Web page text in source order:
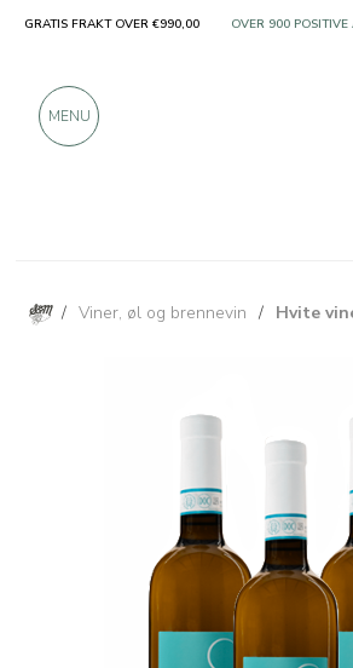
/ Viner, øl og brennevin / Hvite
GRATIS FRAKT OVER €990,00 KUN PRODUKTER
MENU